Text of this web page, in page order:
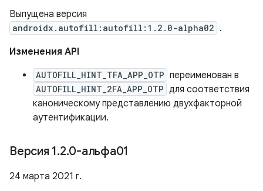
Выпущена версия
androidx.autofill:autofill:1.2.0-alpha02 .
Изменения API
AUTOFILL_HINT_TFA_APP_OTP переименован в
AUTOFILL_HINT_2FA_APP_OTP для соответствия
каноническому представлению двухфакторной
аутентификации.
Версия 1.2.0-альфа01
24 марта 2021 г.